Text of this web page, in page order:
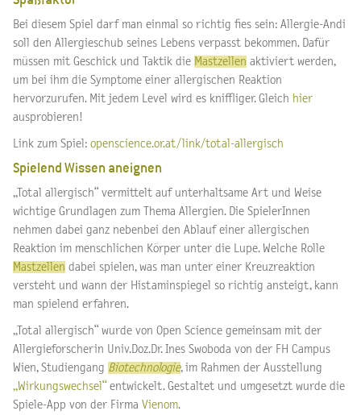
Bei diesem Spiel darf man einmal so richtig fies sein: Allergie-Andi
soll den Allergieschub seines Lebens verpasst bekommen. Dafür
müssen mit Geschick und Taktik die Mastzellen aktiviert werden,
um bei ihm die Symptome einer allergischen Reaktion
hervorzurufen. Mit jedem Level wird es kniffliger. Gleich hier
ausprobieren!
Link zum Spiel: openscience.or.at/link/total-allergisch
Spielend Wissen aneignen
„Total allergisch“ vermittelt auf unterhaltsame Art und Weise
wichtige Grundlagen zum Thema Allergien. Die SpielerInnen
nehmen dabei ganz nebenbei den Ablauf einer allergischen
Reaktion im menschlichen Körper unter die Lupe. Welche Rolle
Mastzellen dabei spielen, was man unter einer Kreuzreaktion
versteht und wann der Histaminspiegel so richtig ansteigt, kann
man spielend erfahren.
„Total allergisch“ wurde von Open Science gemeinsam mit der
Allergieforscherin Univ.Doz.Dr. Ines Swoboda von der FH Campus
Wien, Studiengang Biotechnologie, im Rahmen der Ausstellung
„Wirkungswechsel“entwickelt. Gestaltet und umgesetzt wurde die
Spiele-App von der Firma Vienom.